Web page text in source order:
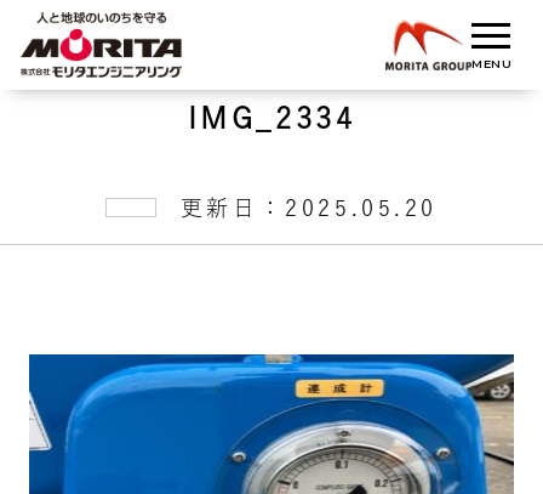
IMG_2334
更新日：2025.05.20